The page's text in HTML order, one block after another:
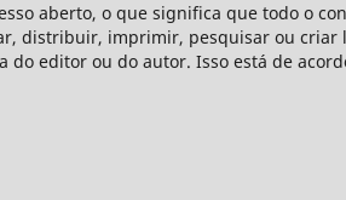
aberto, o que significa que todo o
distribuir, imprimir, pesquisar ou
editor ou do autor. Isso está de